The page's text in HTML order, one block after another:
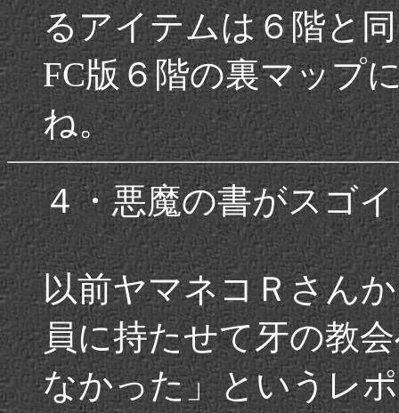
るアイテムは６階と
FC版６階の裏マップ
ね。
４・悪魔の書がスゴ
以前ヤマネコＲさん
員に持たせて牙の教
なかった」というレ